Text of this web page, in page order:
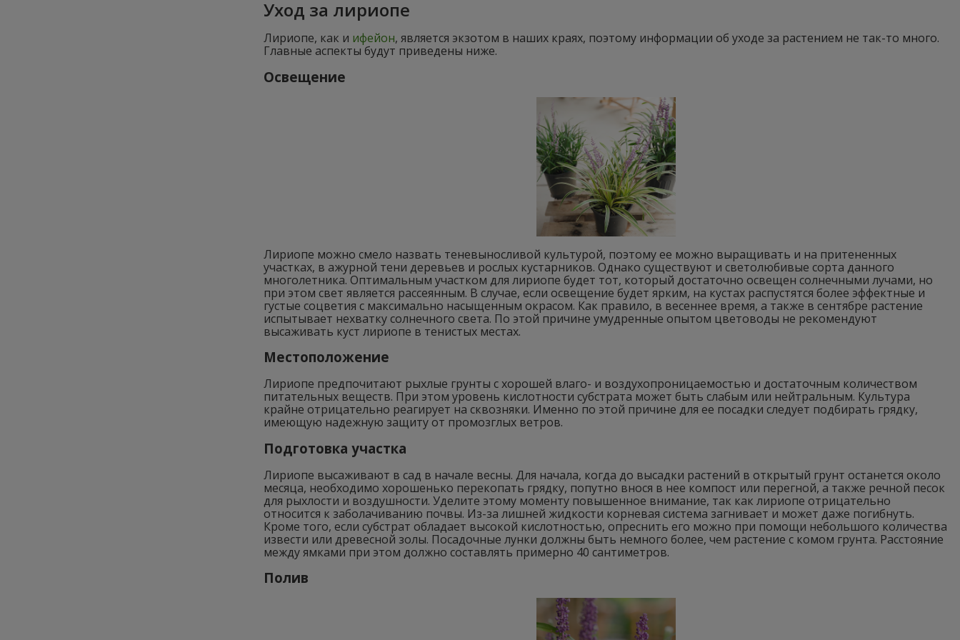
Уход за лириопе
Лириопе, как и ифейон, является экзотом в наших краях, поэтому информации об уходе за растением не так-то много.
Главные аспекты будут приведены ниже.
Освещение
Лириопе можно смело назвать теневыносливой культурой, поэтому ее можно выращивать и на притененных
участках, в ажурной тени деревьев и рослых кустарников. Однако существуют и светолюбивые сорта данного
многолетника. Оптимальным участком для лириопе будет тот, который достаточно освещен солнечными лучами, но
при этом свет является рассеянным. В случае, если освещение будет ярким, на кустах распустятся более эффектные и
густые соцветия с максимально насыщенным окрасом. Как правило, в весеннее время, а также в сентябре растение
испытывает нехватку солнечного света. По этой причине умудренные опытом цветоводы не рекомендуют
высаживать куст лириопе в тенистых местах.
Местоположение
Лириопе предпочитают рыхлые грунты с хорошей влаго- и воздухопроницаемостью и достаточным количеством
питательных веществ. При этом уровень кислотности субстрата может быть слабым или нейтральным. Культура
крайне отрицательно реагирует на сквозняки. Именно по этой причине для ее посадки следует подбирать грядку,
имеющую надежную защиту от промозглых ветров.
Подготовка участка
Лириопе высаживают в сад в начале весны. Для начала, когда до высадки растений в открытый грунт останется около
месяца, необходимо хорошенько перекопать грядку, попутно внося в нее компост или перегной, а также речной песок
для рыхлости и воздушности. Уделите этому моменту повышенное внимание, так как лириопе отрицательно
относится к заболачиванию почвы. Из-за лишней жидкости корневая система загнивает и может даже погибнуть.
Кроме того, если субстрат обладает высокой кислотностью, опреснить его можно при помощи небольшого количества
извести или древесной золы. Посадочные лунки должны быть немного более, чем растение с комом грунта. Расстояние
между ямками при этом должно составлять примерно 40 сантиметров.
Полив